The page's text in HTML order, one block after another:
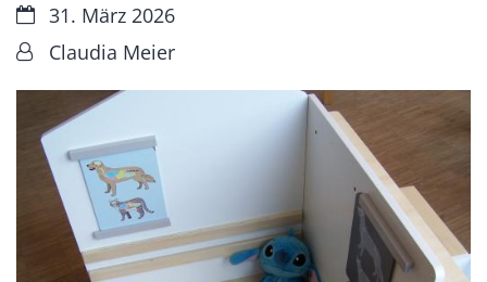
Datum:31. März 2026
Von:Claudia Meier